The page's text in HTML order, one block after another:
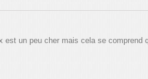
un peu cher mais cela se comprend